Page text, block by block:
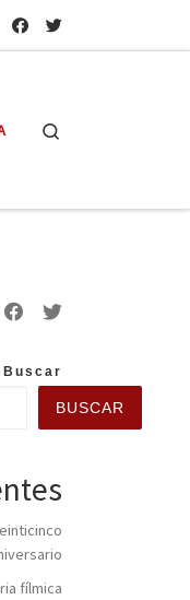
Buscar
BUSCAR
fílmica